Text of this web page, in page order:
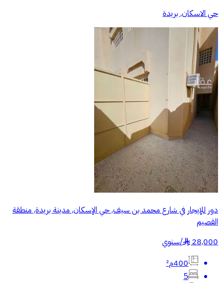
حي الاسكان, بريدة
دور للإيجار في شارع محمد بن سيف, حي الإسكان, مدينة بريدة, منطقة
القصيم
28,000
§
/سنوي
400م²
5